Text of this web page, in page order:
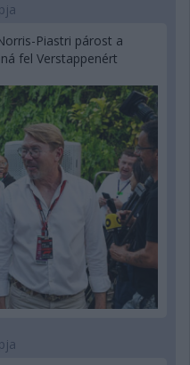
Piastri párost a
fel Verstappenért